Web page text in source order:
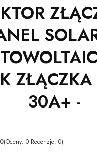
30A+ -
(Oceny: 0 Recenzje: 0)